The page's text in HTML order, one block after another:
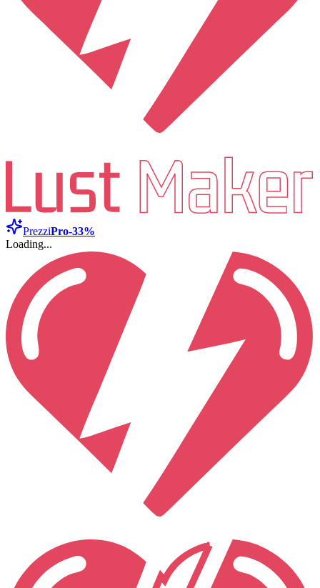
PrezziPro-33%
Loading...